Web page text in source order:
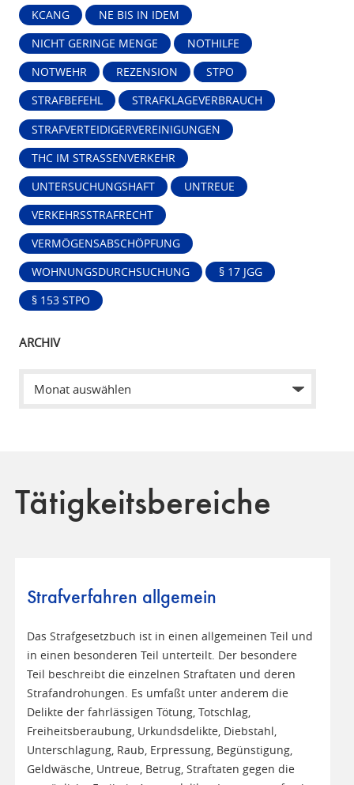
KCANG NE BIS IN IDEM
NICHT GERINGE MENGE NOTHILFE
NOTWEHR REZENSION STPO
STRAFBEFEHL STRAFKLAGEVERBRAUCH
STRAFVERTEIDIGERVEREINIGUNGEN
THC IM STRASSENVERKEHR
UNTERSUCHUNGSHAFT UNTREUE
VERKEHRSSTRAFRECHT
VERMÖGENSABSCHÖPFUNG
WOHNUNGSDURCHSUCHUNG § 17 JGG
§ 153 STPO
ARCHIV
Tätigkeitsbereiche
Strafverfahren allgemein
Das Strafgesetzbuch ist in einen allgemeinen Teil und
in einen besonderen Teil unterteilt. Der besondere
Teil beschreibt die einzelnen Straftaten und deren
Strafandrohungen. Es umfaßt unter anderem die
Delikte der fahrlässigen Tötung, Totschlag,
Freiheitsberaubung, Urkundsdelikte, Diebstahl,
Unterschlagung, Raub, Erpressung, Begünstigung,
Geldwäsche, Untreue, Betrug, Straftaten gegen die